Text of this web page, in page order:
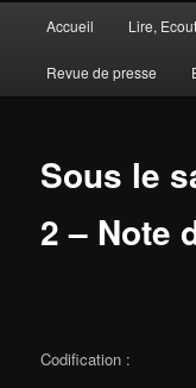
principal
Aller
au
principal
Aller
au
secondaire
Accueil Lire,
Revue de presse
Sous le
2 – Note
Codification :